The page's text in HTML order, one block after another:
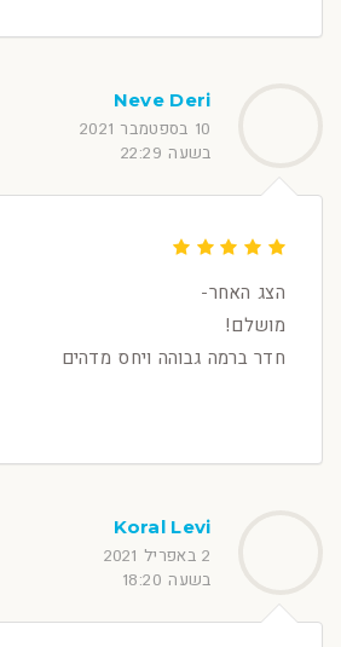
Neve Deri
10 בספטמבר 2021
בשעה 22:29
הצג האחר-
מושלם!
חדר ברמה גבוהה ויחס מדהים
Koral Levi
2 באפריל 2021
בשעה 18:20